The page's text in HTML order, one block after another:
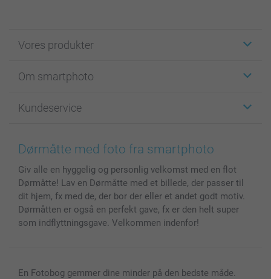
Vores produkter
Fotokort
Fotobøger
Billeder, Plakater & Fotohæfter
MyNameBook
Fotokalender & Kalenderbog
Fotorammer & Tilbehør
Alle fotoprodukter
Om smartphoto
For affiliate
Cookie Policy
Betingelser og garantier
Investor Relations
Kundeservice
100% tilfredshedsgaranti
Priser & betaling
Status for ordrer
Dørmåtte med foto fra smartphoto
Giv alle en hyggelig og personlig velkomst med en flot
Dørmåtte! Lav en Dørmåtte med et billede, der passer til
dit hjem, fx med de, der bor der eller et andet godt motiv.
Dørmåtten er også en perfekt gave, fx er den helt super
som indflyttningsgave. Velkommen indenfor!
En Fotobog gemmer dine minder på den bedste måde.